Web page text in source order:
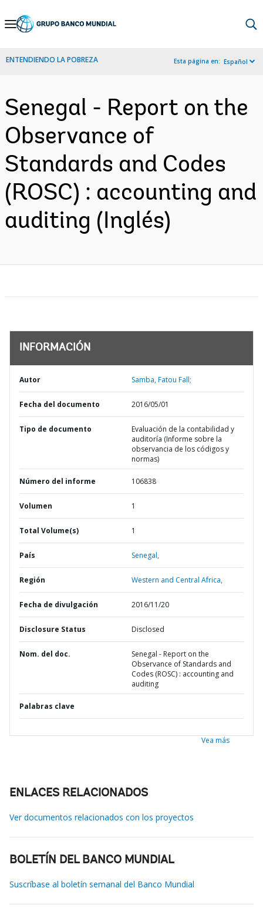
Skip
Navigation
ENTENDIENDO LA POBREZA Esta página en: Español
Senegal - Report on the
Observance of
Standards and Codes
(ROSC) : accounting and
auditing (Inglés)
INFORMACIÓN
Autor Samba, Fatou Fall;
Fecha del documento 2016/05/01
Tipo de documento
Evaluación de la contabilidad y
auditoría (Informe sobre la
observancia de los códigos y
normas)
Número del informe 106838
Volumen 1
Total Volume(s) 1
País Senegal,
Región Western and Central Africa,
Fecha de divulgación 2016/11/20
Disclosure Status Disclosed
Nom. del doc.
Senegal - Report on the
Observance of Standards and
Codes (ROSC) : accounting and
auditing
Palabras clave
Vea más
ENLACES RELACIONADOS
Ver documentos relacionados con los proyectos
BOLETÍN DEL BANCO MUNDIAL
Suscríbase al boletín semanal del Banco Mundial